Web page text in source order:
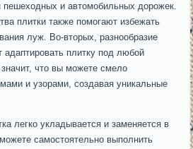
и автомобильных дорожек.
плитки также помогают избежать
луж. Во-вторых, разнообразие
адаптировать плитку под любой
что вы можете смело
и узорами, создавая уникальные
легко укладывается и заменяется в
самостоятельно выполнить